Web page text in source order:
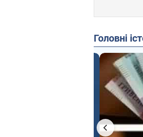
Головні